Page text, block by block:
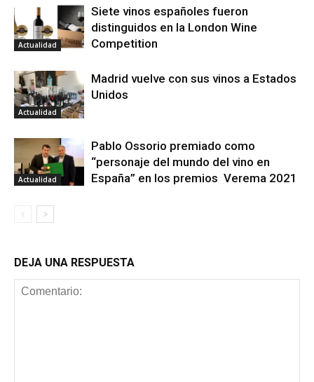
Actualidad
Siete vinos españoles fueron
distinguidos en la London Wine
Competition
Actualidad
Madrid vuelve con sus vinos a Estados
Unidos
Actualidad
Pablo Ossorio premiado como
“personaje del mundo del vino en
España” en los premios Verema 2021
DEJA UNA RESPUESTA